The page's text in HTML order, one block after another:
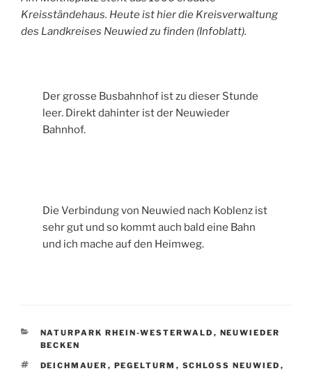
Kreisständehaus. Heute ist hier die Kreisverwaltung
des Landkreises Neuwied zu finden (Infoblatt).
Der grosse Busbahnhof ist zu dieser Stunde
leer. Direkt dahinter ist der Neuwieder
Bahnhof.
Die Verbindung von Neuwied nach Koblenz ist
sehr gut und so kommt auch bald eine Bahn
und ich mache auf den Heimweg.
KATEGORIEN
NATURPARK RHEIN-WESTERWALD , NEUWIEDER
BECKEN
SCHLAGWÖRTER
DEICHMAUER , PEGELTURM , SCHLOSS NEUWIED ,